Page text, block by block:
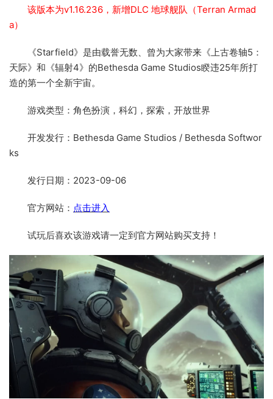
该版本为v1.16.236，新增DLC 地球舰队（Terran Armad
a）
《Starfield》是由载誉无数、曾为大家带来《上古卷轴5：
天际》和《辐射4》的Bethesda Game Studios睽违25年所打
造的第一个全新宇宙。
游戏类型：角色扮演，科幻，探索，开放世界
开发发行：Bethesda Game Studios / Bethesda Softwor
ks
发行日期：2023-09-06
官方网站： 点击进入
试玩后喜欢该游戏请一定到官方网站购买支持！